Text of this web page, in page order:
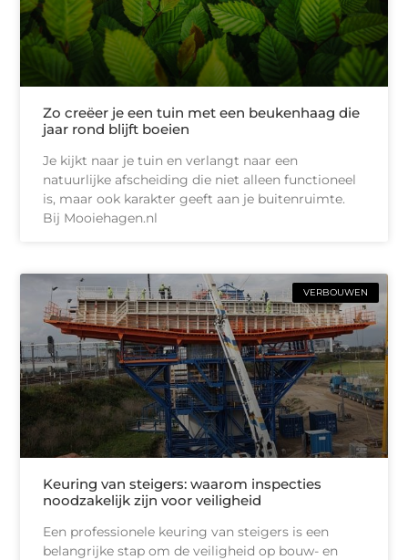
Zo creëer je een tuin met een beukenhaag die
jaar rond blijft boeien
Je kijkt naar je tuin en verlangt naar een
natuurlijke afscheiding die niet alleen functioneel
is, maar ook karakter geeft aan je buitenruimte.
Bij Mooiehagen.nl
VERBOUWEN
Keuring van steigers: waarom inspecties
noodzakelijk zijn voor veiligheid
Een professionele keuring van steigers is een
belangrijke stap om de veiligheid op bouw- en